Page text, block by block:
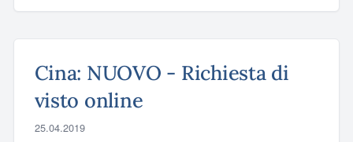
Cina: NUOVO - Richiesta di
visto online
25.04.2019